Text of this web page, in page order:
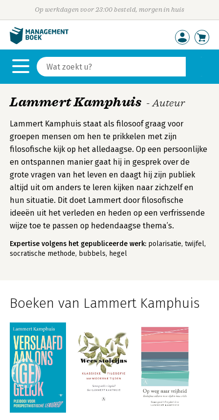
Op werkdagen voor 23:00 besteld, morgen in huis
Lammert Kamphuis - Auteur
Lammert Kamphuis staat als filosoof graag voor
groepen mensen om hen te prikkelen met zijn
filosofische kijk op het alledaagse. Op een persoonlijke
en ontspannen manier gaat hij in gesprek over de
grote vragen van het leven en daagt hij zijn publiek
altijd uit om anders te leren kijken naar zichzelf en
hun situatie. Dit doet Lammert door filosofische
ideeën uit het verleden en heden op een verfrissende
wijze toe te passen op hedendaagse thema’s.
Expertise volgens het gepubliceerde werk: polarisatie, twijfel,
socratische methode, bubbels, hegel
Boeken van Lammert Kamphuis